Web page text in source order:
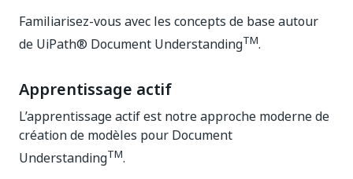
Familiarisez-vous avec les concepts de base autour
de UiPath® Document UnderstandingTM.
Apprentissage actif
L’apprentissage actif est notre approche moderne de
création de modèles pour Document
UnderstandingTM.